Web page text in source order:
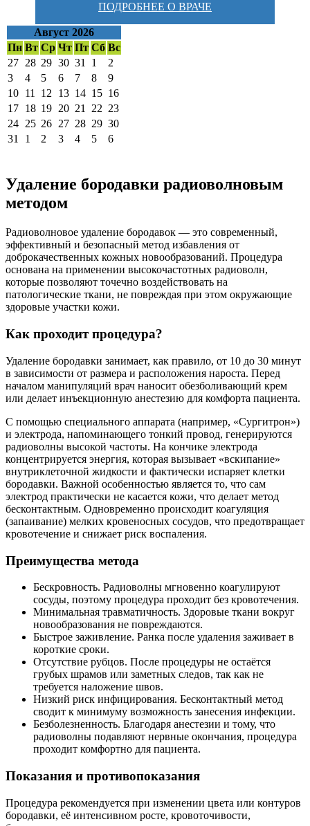
ПОДРОБНЕЕ О ВРАЧЕ
Август 2026
Пн Вт Ср Чт Пт Сб Вс
27 28 29 30 31 1
2
3
4 5 6 7 8
9
10 11 12 13 14 15 16
17 18 19 20 21 22 23
24 25 26 27 28 29 30
31
1 2 3 4 5 6
Удаление бородавки радиоволновым
методом
Радиоволновое удаление бородавок — это современный,
эффективный и безопасный метод избавления от
доброкачественных кожных новообразований. Процедура
основана на применении высокочастотных радиоволн,
которые позволяют точечно воздействовать на
патологические ткани, не повреждая при этом окружающие
здоровые участки кожи.
Как проходит процедура?
Удаление бородавки занимает, как правило, от 10 до 30 минут
в зависимости от размера и расположения нароста. Перед
началом манипуляций врач наносит обезболивающий крем
или делает инъекционную анестезию для комфорта пациента.
С помощью специального аппарата (например, «Сургитрон»)
и электрода, напоминающего тонкий провод, генерируются
радиоволны высокой частоты. На кончике электрода
концентрируется энергия, которая вызывает «вскипание»
внутриклеточной жидкости и фактически испаряет клетки
бородавки. Важной особенностью является то, что сам
электрод практически не касается кожи, что делает метод
бесконтактным. Одновременно происходит коагуляция
(запаивание) мелких кровеносных сосудов, что предотвращает
кровотечение и снижает риск воспаления.
Преимущества метода
Бескровность. Радиоволны мгновенно коагулируют
сосуды, поэтому процедура проходит без кровотечения.
Минимальная травматичность. Здоровые ткани вокруг
новообразования не повреждаются.
Быстрое заживление. Ранка после удаления заживает в
короткие сроки.
Отсутствие рубцов. После процедуры не остаётся
грубых шрамов или заметных следов, так как не
требуется наложение швов.
Низкий риск инфицирования. Бесконтактный метод
сводит к минимуму возможность занесения инфекции.
Безболезненность. Благодаря анестезии и тому, что
радиоволны подавляют нервные окончания, процедура
проходит комфортно для пациента.
Показания и противопоказания
Процедура рекомендуется при изменении цвета или контуров
бородавки, её интенсивном росте, кровоточивости,